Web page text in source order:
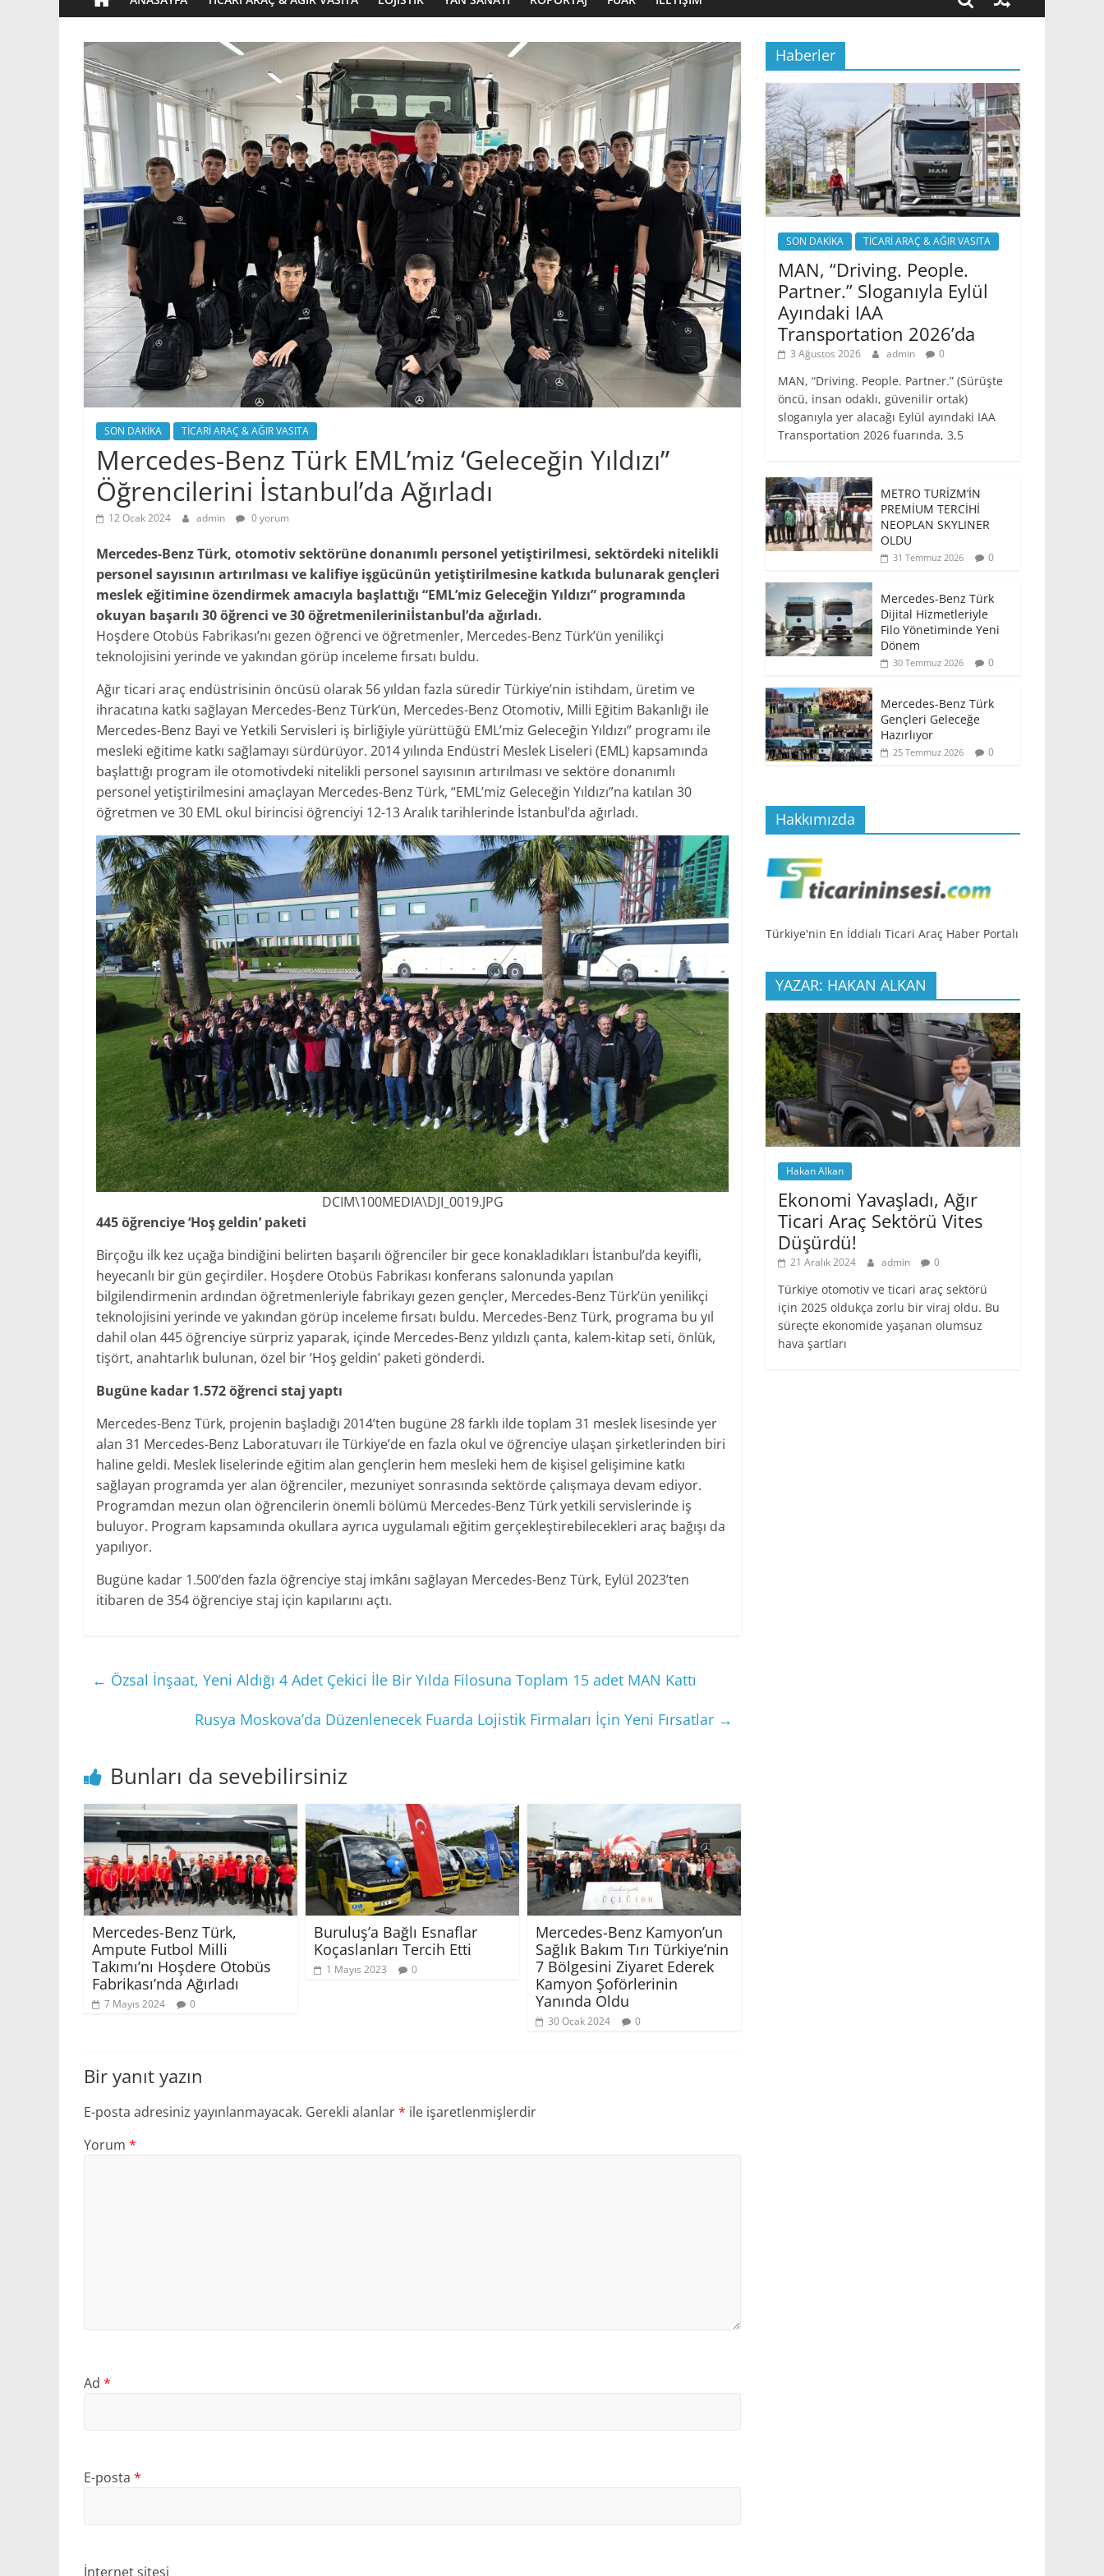
SON DAKİKA TİCARİ ARAÇ & AĞIR VASITA
Mercedes-Benz Türk EML’miz ‘Geleceğin Yıldızı”
Öğrencilerini İstanbul’da Ağırladı
12 Ocak 2024 admin 0 yorum
Mercedes-Benz Türk, otomotiv sektörüne donanımlı personel yetiştirilmesi, sektördeki nitelikli
personel sayısının artırılması ve kalifiye işgücünün yetiştirilmesine katkıda bulunarak gençleri
meslek eğitimine özendirmek amacıyla başlattığı “EML’miz Geleceğin Yıldızı” programında
okuyan başarılı 30 öğrenci ve 30 öğretmenileriniİstanbul’da ağırladı.
Hoşdere Otobüs Fabrikası’nı gezen öğrenci ve öğretmenler, Mercedes-Benz Türk’ün yenilikçi
teknolojisini yerinde ve yakından görüp inceleme fırsatı buldu.
Ağır ticari araç endüstrisinin öncüsü olarak 56 yıldan fazla süredir Türkiye’nin istihdam, üretim ve
ihracatına katkı sağlayan Mercedes-Benz Türk’ün, Mercedes-Benz Otomotiv, Milli Eğitim Bakanlığı ile
Mercedes-Benz Bayi ve Yetkili Servisleri iş birliğiyle yürüttüğü EML’miz Geleceğin Yıldızı” programı ile
mesleki eğitime katkı sağlamayı sürdürüyor. 2014 yılında Endüstri Meslek Liseleri (EML) kapsamında
başlattığı program ile otomotivdeki nitelikli personel sayısının artırılması ve sektöre donanımlı
personel yetiştirilmesini amaçlayan Mercedes-Benz Türk, “EML’miz Geleceğin Yıldızı”na katılan 30
öğretmen ve 30 EML okul birincisi öğrenciyi 12-13 Aralık tarihlerinde İstanbul’da ağırladı.
DCIM\100MEDIA\DJI_0019.JPG
445 öğrenciye ‘Hoş geldin’ paketi
Birçoğu ilk kez uçağa bindiğini belirten başarılı öğrenciler bir gece konakladıkları İstanbul’da keyifli,
heyecanlı bir gün geçirdiler. Hoşdere Otobüs Fabrikası konferans salonunda yapılan
bilgilendirmenin ardından öğretmenleriyle fabrikayı gezen gençler, Mercedes-Benz Türk’ün yenilikçi
teknolojisini yerinde ve yakından görüp inceleme fırsatı buldu. Mercedes-Benz Türk, programa bu yıl
dahil olan 445 öğrenciye sürpriz yaparak, içinde Mercedes-Benz yıldızlı çanta, kalem-kitap seti, önlük,
tişört, anahtarlık bulunan, özel bir ‘Hoş geldin’ paketi gönderdi.
Bugüne kadar 1.572 öğrenci staj yaptı
Mercedes-Benz Türk, projenin başladığı 2014’ten bugüne 28 farklı ilde toplam 31 meslek lisesinde yer
alan 31 Mercedes-Benz Laboratuvarı ile Türkiye’de en fazla okul ve öğrenciye ulaşan şirketlerinden biri
haline geldi. Meslek liselerinde eğitim alan gençlerin hem mesleki hem de kişisel gelişimine katkı
sağlayan programda yer alan öğrenciler, mezuniyet sonrasında sektörde çalışmaya devam ediyor.
Programdan mezun olan öğrencilerin önemli bölümü Mercedes-Benz Türk yetkili servislerinde iş
buluyor. Program kapsamında okullara ayrıca uygulamalı eğitim gerçekleştirebilecekleri araç bağışı da
yapılıyor.
Bugüne kadar 1.500’den fazla öğrenciye staj imkânı sağlayan Mercedes-Benz Türk, Eylül 2023’ten
itibaren de 354 öğrenciye staj için kapılarını açtı.
← Özsal İnşaat, Yeni Aldığı 4 Adet Çekici İle Bir Yılda Filosuna Toplam 15 adet MAN Kattı
Rusya Moskova’da Düzenlenecek Fuarda Lojistik Firmaları İçin Yeni Fırsatlar →
Bunları da sevebilirsiniz
Mercedes-Benz Türk,
Ampute Futbol Milli
Takımı’nı Hoşdere Otobüs
Fabrikası’nda Ağırladı
7 Mayıs 2024 0
Buruluş’a Bağlı Esnaflar
Koçaslanları Tercih Etti
1 Mayıs 2023 0
Mercedes-Benz Kamyon’un
Sağlık Bakım Tırı Türkiye’nin
7 Bölgesini Ziyaret Ederek
Kamyon Şoförlerinin
Yanında Oldu
30 Ocak 2024 0
Bir yanıt yazın
E-posta adresiniz yayınlanmayacak. Gerekli alanlar* ile işaretlenmişlerdir
Yorum *
Ad *
E-posta *
İnternet sitesi
Haberler
SON DAKİKA TİCARİ ARAÇ & AĞIR VASITA
MAN, “Driving. People.
Partner.” Sloganıyla Eylül
Ayındaki IAA
Transportation 2026’da
3 Ağustos 2026 admin 0
MAN, “Driving. People. Partner.” (Sürüşte
öncü, insan odaklı, güvenilir ortak)
sloganıyla yer alacağı Eylül ayındaki IAA
Transportation 2026 fuarında, 3,5
METRO TURİZM’İN
PREMİUM TERCİHİ
NEOPLAN SKYLINER
OLDU
31 Temmuz 2026 0
Mercedes-Benz Türk
Dijital Hizmetleriyle
Filo Yönetiminde Yeni
Dönem
30 Temmuz 2026 0
Mercedes-Benz Türk
Gençleri Geleceğe
Hazırlıyor
25 Temmuz 2026 0
Hakkımızda
Türkiye'nin En İddialı Ticari Araç Haber Portalı
YAZAR: HAKAN ALKAN
Hakan Alkan
Ekonomi Yavaşladı, Ağır
Ticari Araç Sektörü Vites
Düşürdü!
21 Aralık 2024 admin 0
Türkiye otomotiv ve ticari araç sektörü
için 2025 oldukça zorlu bir viraj oldu. Bu
süreçte ekonomide yaşanan olumsuz
hava şartları